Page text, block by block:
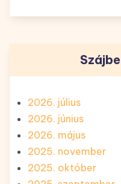
2026. július
2026. június
2026. május
2025. november
2025. október